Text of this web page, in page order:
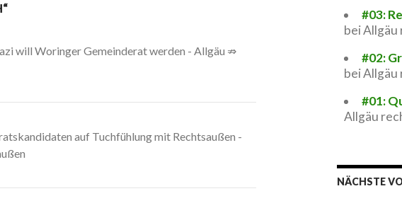
will Woringer Gemeinderat werden - Allgäu ⇏
auf Tuchfühlung mit Rechtsaußen -
#03:
bei
#02:
bei
#01:
Allgäu
NÄCHSTE